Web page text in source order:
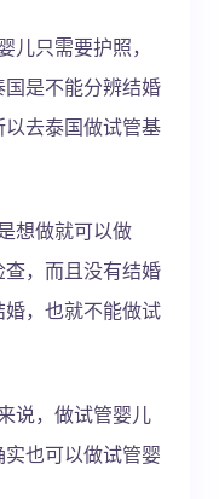
只需要护照，
是不能分辨结婚
去泰国做试管基
想做就可以做
，而且没有结婚
，也就不能做试
，做试管婴儿
也可以做试管婴